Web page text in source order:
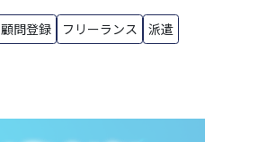
顧問登録 フリーランス
派遣